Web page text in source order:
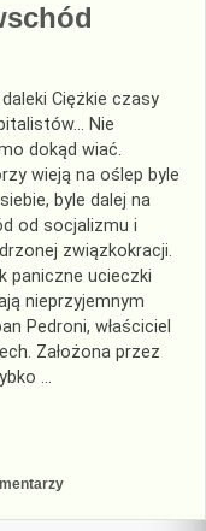
daleki Ciężkie czasy
Nie
dokąd wiać.
wieją na oślep byle
byle dalej na
od socjalizmu i
związkokracji.
paniczne ucieczki
nieprzyjemnym
Pedroni, właściciel
Założona przez
…
do